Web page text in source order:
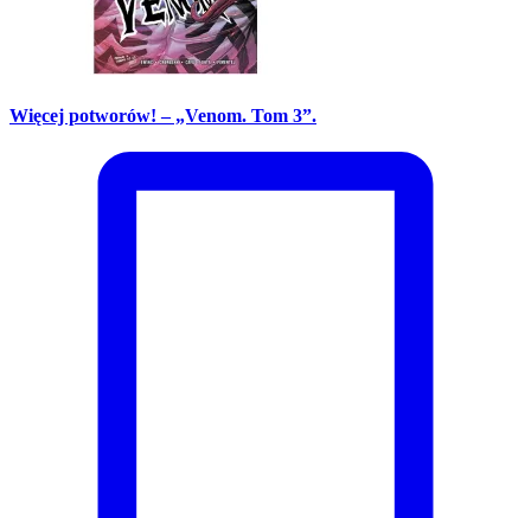
Więcej potworów! – „Venom. Tom 3”.